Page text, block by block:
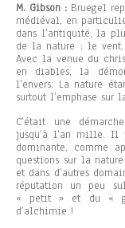
M. Gibson : Bruegel
médiéval, en
dans l’antiquité, la
de la nature : le
Avec la venue du
en diables, la
l’envers. La nature
surtout l’emphase sur
C’était une
jusqu’à l’an mille. Il
dominante, comme
questions sur la
et dans d’autres
réputation un peu
« petit » et du «
d’alchimie !